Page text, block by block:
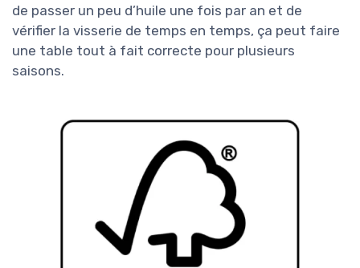
de passer un peu d’huile une fois par an et de
vérifier la visserie de temps en temps, ça peut faire
une table tout à fait correcte pour plusieurs
saisons.